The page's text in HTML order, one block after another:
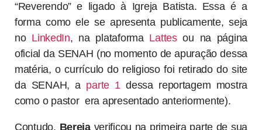
“Reverendo” e ligado à Igreja Batista. Essa é a
forma como ele se apresenta publicamente, seja
noLinkedIn, na plataforma Lattesou na página
oficial da SENAH (no momento de apuração dessa
matéria, o currículo do religioso foi retirado do site
da SENAH, a parte 1dessa reportagem mostra
como o pastor era apresentado anteriormente).
Contudo, Bereiaverificou na primeira parte de sua